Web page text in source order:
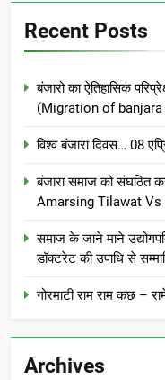
Recent Posts
बंजारो का ऐतिहासिक
(Migration of banjara
विश्व बंजारा दिवस… 08
बंजारा समाज को संघठित
Amarsing Tilawat Vs
समाज के जाने माने
डॉक्टरेट की उपाधि से
गोरमाटी राम राम कछ –
Archives